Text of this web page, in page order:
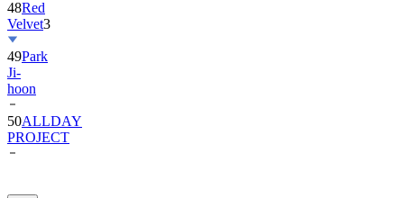
49Park
Ji-
hoon
50ALLDAY
PROJECT